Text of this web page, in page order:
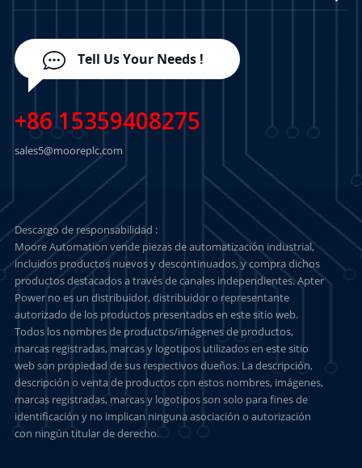
Tell Us Your Needs !
+86 15359408275
sales5@mooreplc.com
Descargo de responsabilidad :
Moore Automation vende piezas de automatización industrial,
incluidos productos nuevos y descontinuados, y compra dichos
productos destacados a través de canales independientes. Apter
Power no es un distribuidor, distribuidor o representante
autorizado de los productos presentados en este sitio web.
Todos los nombres de productos/imágenes de productos,
marcas registradas, marcas y logotipos utilizados en este sitio
web son propiedad de sus respectivos dueños. La descripción,
descripción o venta de productos con estos nombres, imágenes,
marcas registradas, marcas y logotipos son solo para fines de
identificación y no implican ninguna asociación o autorización
con ningún titular de derecho.